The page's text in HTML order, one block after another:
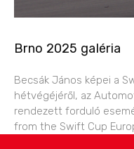
Brno 2025 galéria
Becsák János képei a
hétvégéjéről, az
rendezett forduló
from the Swift Cup